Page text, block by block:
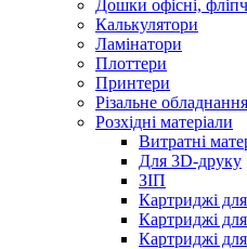
Дошки офісні,
Калькулятори
Ламінатори
Плоттери
Принтери
Різальне обладнання
Розхідні матеріали
Витратні
Для 3D-друку
ЗІП
Картриджі
Картриджі
Картриджі